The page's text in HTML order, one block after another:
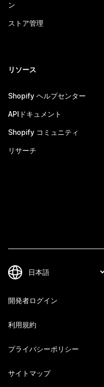
ン
ストア管理
リソース
Shopify ヘルプセンター
APIドキュメント
Shopify コミュニティ
リサーチ
開発者ログイン
利用規約
プライバシーポリシー
サイトマップ